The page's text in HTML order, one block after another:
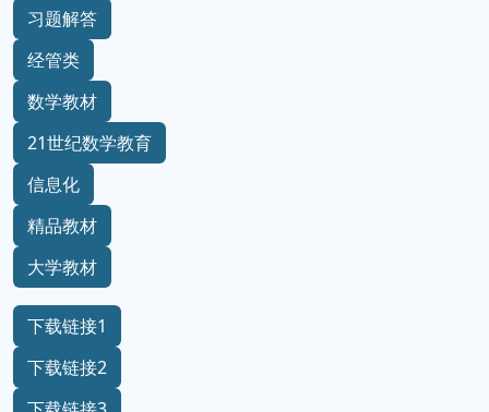
习题解答
经管类
数学教材
21世纪数学教育
信息化
精品教材
大学教材
下载链接1
下载链接2